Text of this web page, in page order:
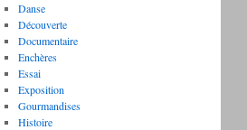
Danse
Découverte
Documentaire
Enchères
Essai
Exposition
Gourmandises
Histoire